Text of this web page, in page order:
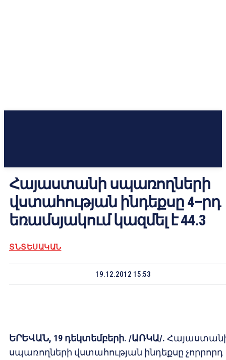
Հայաստանի սպառողների
վստահության ինդեքսը 4–րդ
եռամսյակում կազմել է 44.3
ՏՆՏԵՍԱԿԱՆ
19.12.2012 15:53
ԵՐԵՎԱՆ, 19 դեկտեմբերի. /ԱՌԿԱ/.
սպառողների վստահության ինդեքսը չորրորդ